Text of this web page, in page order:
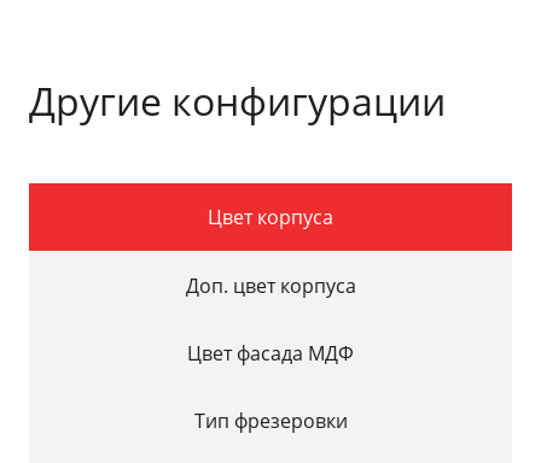
Другие конфигурации
Цвет корпуса
Доп. цвет корпуса
Цвет фасада МДФ
Тип фрезеровки